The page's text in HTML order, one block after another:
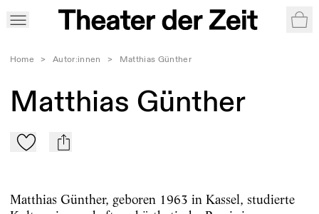
Home > Autor:innen > Matthias Günther
Matthias Günther
Zu Mein-TdZ hinzufügen
mail
Matthias Günther, geboren 1963 in Kassel, studierte